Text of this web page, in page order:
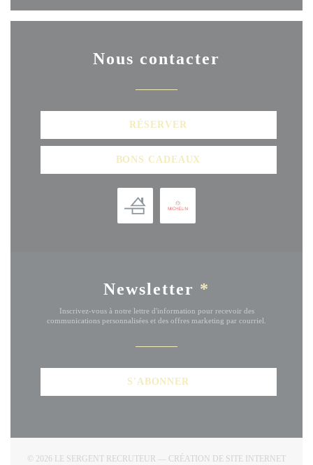
Nous contacter
RÉSERVER
BONS CADEAUX
Newsletter *
Inscrivez-vous à notre lettre d'information pour recevoir des
communications personnalisées et des offres marketing par courriel.
S'ABONNER
© 2026 LE SERGENT RECRUTEUR — CRÉATION DE SITE INTERNET